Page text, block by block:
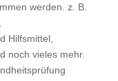
werden. z. B.
Hilfsmittel,
noch vieles mehr.